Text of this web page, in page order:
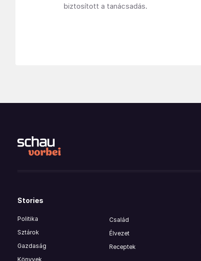
biztosított a tanácsadás.
Stories
Politika
Sztárok
Gazdaság
Könyvek
Család
Élvezet
Receptek